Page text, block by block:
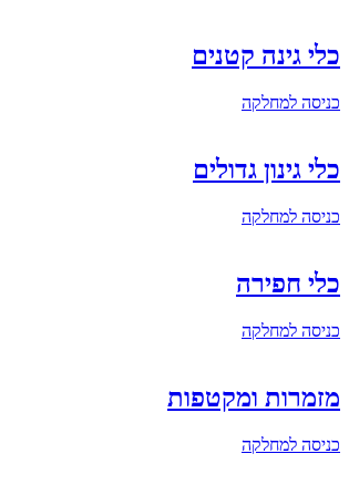
כלי גינה קטנים
כניסה למחלקה
כלי גינון גדולים
כניסה למחלקה
כלי חפירה
כניסה למחלקה
מזמרות ומקטפות
כניסה למחלקה